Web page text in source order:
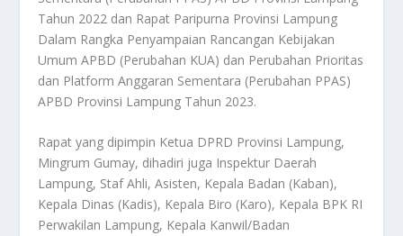
Tahun 2022 dan Rapat Paripurna Provinsi Lampung
Dalam Rangka Penyampaian Rancangan Kebijakan
Umum APBD (Perubahan KUA) dan Perubahan Prioritas
dan Platform Anggaran Sementara (Perubahan PPAS)
APBD Provinsi Lampung Tahun 2023.
Rapat yang dipimpin Ketua DPRD Provinsi Lampung,
Mingrum Gumay, dihadiri juga Inspektur Daerah
Lampung, Staf Ahli, Asisten, Kepala Badan (Kaban),
Kepala Dinas (Kadis), Kepala Biro (Karo), Kepala BPK RI
Perwakilan Lampung, Kepala Kanwil/Badan